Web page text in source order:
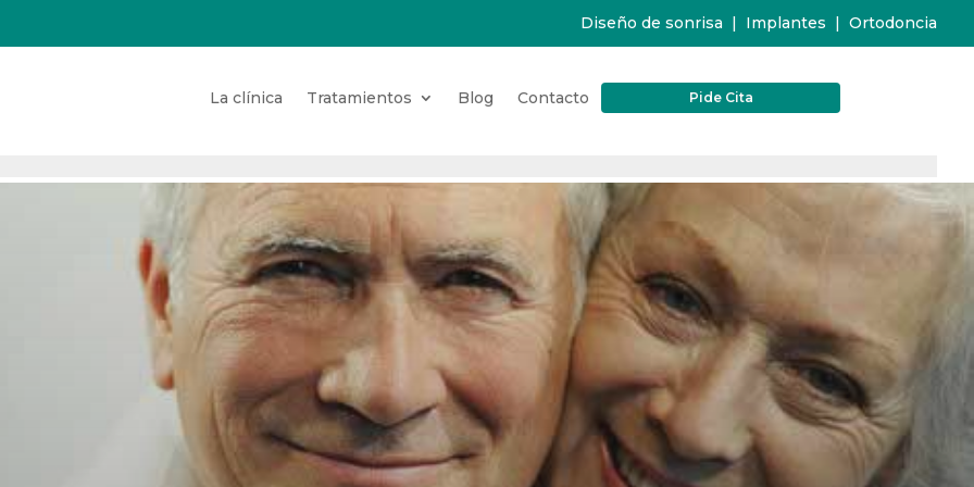
Diseño de sonrisa | Implantes |Ortodoncia
La clínica Tratamientos Blog Contacto Pide Cita